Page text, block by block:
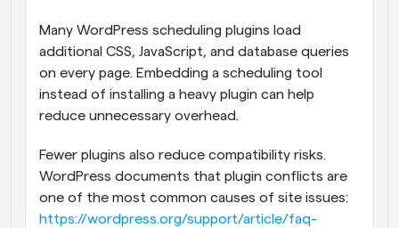
Many WordPress scheduling plugins load
additional CSS, JavaScript, and database queries
on every page. Embedding a scheduling tool
instead of installing a heavy plugin can help
reduce unnecessary overhead.
Fewer plugins also reduce compatibility risks.
WordPress documents that plugin conflicts are
one of the most common causes of site issues:
https://wordpress.org/support/article/faq-